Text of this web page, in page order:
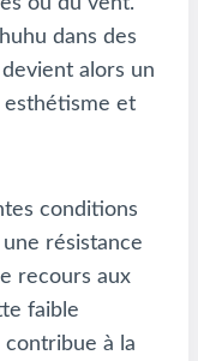
dans des
alors un
et
conditions
résistance
recours aux
faible
à la